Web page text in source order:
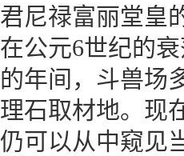
君尼禄富丽堂皇
在公元6世纪的
的年间，斗兽场
理石取材地。现
仍可以从中窥见